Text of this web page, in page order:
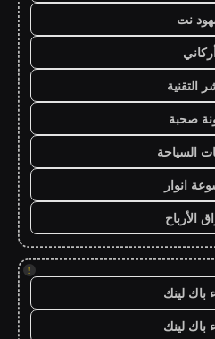
نت
التقنية
صحبة
السياحة
انوار
الأرباح
!
باك لينك
باك لينك